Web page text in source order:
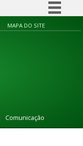
Simplifique!
MAPA DO SITE
Comunicação